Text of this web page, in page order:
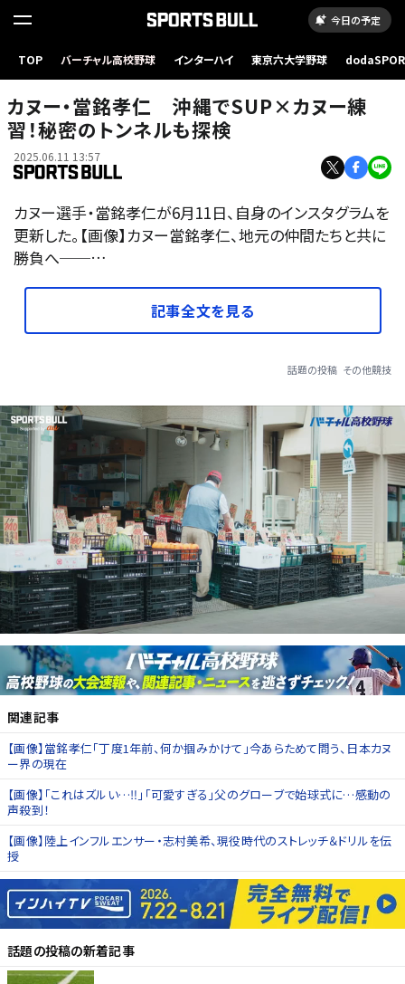
今日の予定
TOP バーチャル高校野球 インターハイ 東京六大学野球
カヌー・當銘孝仁 沖縄でSUP×カヌー練
習！秘密のトンネルも探検
2025.06.11 13:57
カヌー選手・當銘孝仁が6月11日、自身のインスタグラムを
更新した。【画像】カヌー當銘孝仁、地元の仲間たちと共に
勝負へ──…
記事全文を見る
話題の投稿 その他競技
関連記事
【画像】當銘孝仁「丁度1年前、何か掴みかけて」今あらためて問う、日本カヌ
ー界の現在
【画像】「これはズルい…‼」「可愛すぎる」父のグローブで始球式に…感動の
声殺到！
【画像】陸上インフルエンサー・志村美希、現役時代のストレッチ＆ドリルを伝
授
話題の投稿の新着記事